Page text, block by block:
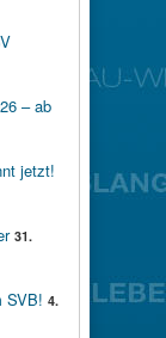
– ab
jetzt!
31.
SVB! 4.